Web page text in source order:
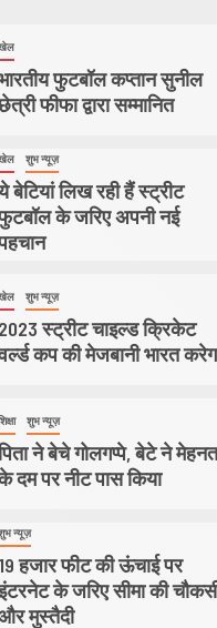
फुटबॉल कप्तान सुनील
फीफा द्वारा सम्मानित
शुभ न्यूज़
बेटियां लिख रही हैं स्ट्रीट
के जरिए अपनी नई
शुभ न्यूज़
2023 स्ट्रीट चाइल्ड क्रिकेट
कप की मेजबानी भारत
शुभ न्यूज़
ने बेचे गोलगप्पे, बेटे ने
दम पर नीट पास किया
न्यूज़
19 हजार फीट की ऊंचाई पर
के जरिए सीमा की
मुस्तैदी
पर इंटरनेट के
और मुस्तैदी